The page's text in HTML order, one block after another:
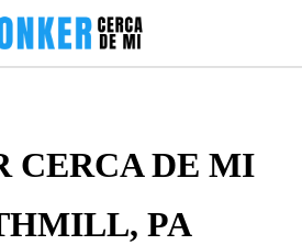
CERCA DE MI
PA